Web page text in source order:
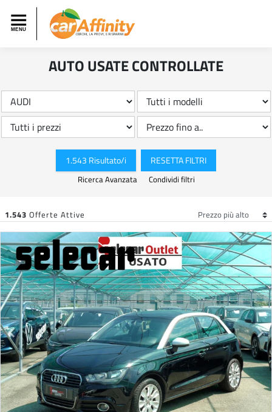
AUTO USATE CONTROLLATE
1.543 Risultato/i RESETTA FILTRI
Ricerca Avanzata Condividi filtri
1.543 Offerte Attive